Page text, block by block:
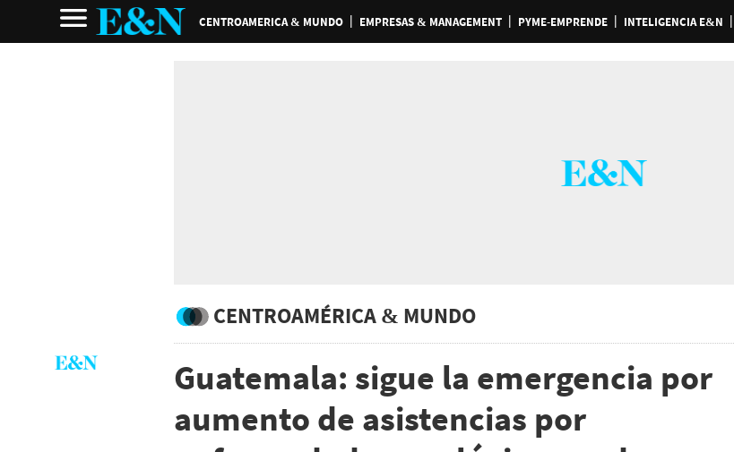
CENTROAMERICA & MUNDO EMPRESAS & MANAGEMENT PYME-EMPRENDE INTELIGENCIA E&N
CENTROAMÉRICA & MUNDO
Guatemala: sigue la emergencia por
aumento de asistencias por